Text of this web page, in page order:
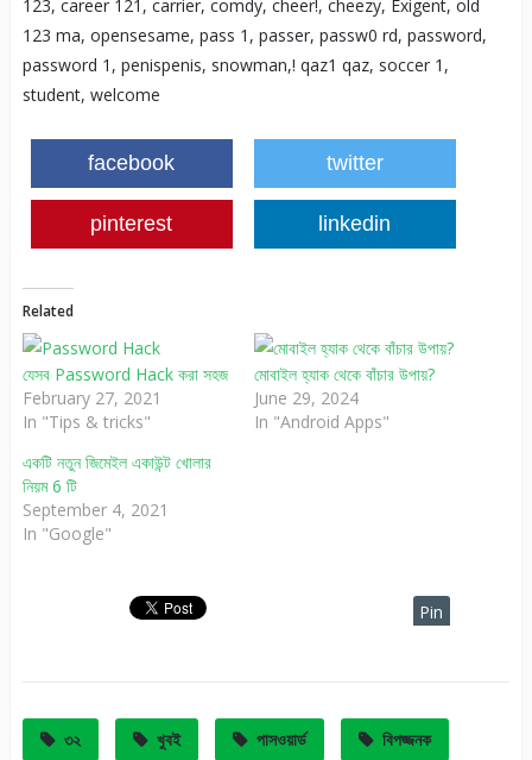
123, career 121, carrier, comdy, cheer!, cheezy, Exigent, old
123 ma, opensesame, pass 1, passer, passw0 rd, password,
password 1, penispenis, snowman,! qaz1 qaz, soccer 1,
student, welcome
facebook twitter
pinterest linkedin
Related
যেসব Password Hack করা সহজ
February 27, 2021
In "Tips & tricks"
মোবাইল হ্যাক থেকে বাঁচার উপায়?
June 29, 2024
In "Android Apps"
একটি নতুন জিমেইল একাউন্ট খোলার
নিয়ম 6 টি
September 4, 2021
In "Google"
Pin
৩২ খুবই পাসওয়ার্ড বিপজ্জনক